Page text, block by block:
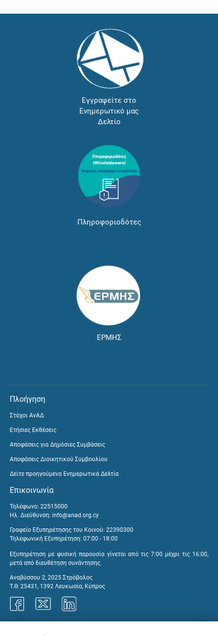
Εγγραφείτε στο
Ενημερωτικό μας
Δελτίο
Πληροφοριοδότες
ΕΡΜΗΣ
Πλοήγηση
Στόχοι ΑνΑΔ
Ετήσιες Εκθέσεις
Αποφάσεις για Δημόσιες Συμβάσεις
Αποφάσεις Διοικητικού Συμβουλίου
Δείτε προηγούμενα Ενημερωτικά Δελτία
Επικοινωνία
Τηλέφωνο: 22515000
Ηλ. Διεύθυνση: info@anad.org.cy
Γραφείο Εξυπηρέτησης του Κοινού: 22390300
Τηλεφωνική Εξυπηρέτηση: 07:00 - 18:00
Εξυπηρέτηση με φυσική παρουσία γίνεται από τις 7:00 μέχρι τις 16:00,
μετά από διευθέτηση συνάντησης.
Αναβύσσου 2, 2025 Στρόβολος
Τ.Θ. 25431, 1392 Λευκωσία, Κύπρος